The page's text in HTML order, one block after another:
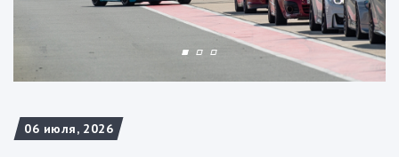
06 июля, 2026